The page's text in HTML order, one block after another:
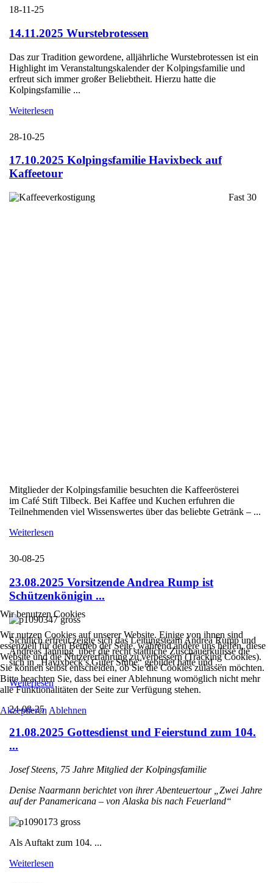
18-11-25
14.11.2025 Wurstebrotessen
Das zur Tradition gewordene, alljährliche Wurstebrotessen ist ein
Highlight im Veranstaltungskalender der Kolpingsfamilie und
erfreut sich immer großer Beliebtheit. Hierzu hatte die
Kolpingsfamilie ...
Weiterlesen
28-10-25
17.10.2025 Kolpingsfamilie Havixbeck auf
Kaffeetour
Fast 30
Mitglieder der Kolpingsfamilie besuchten die Kaffeerösterei
im Café Stift Tilbeck. Bei Kaffee und Kuchen erfuhren die
Teilnehmenden viel Wissenswertes über das beliebte Getränk – ...
Weiterlesen
30-08-25
23.08.2025 Vorsitzende Andrea Rump ist
Schützenkönigin ...
Sichtlich erfreut zeigte sich das Leitungsteam Andrea Rump und
Andreas Janning über die recht stattliche Zuschauerkulisse die
sich in „Havixbeck’s Guter Stube“ gebildet hatte und ...
Weiterlesen
24-08-25
21.08.2025 Gottesdienst und Feierstund zum 104.
...
Josef Steens, 75 Jahre Mitglied der Kolpingsfamilie
Denise Naarmann berichtet von ihrer Abenteuertour „Zwei Jahre
auf der Panamericana – von Alaska bis nach Feuerland“
Als Auftakt zum 104. ...
Weiterlesen
Wir benutzen Cookies
Wir nutzen Cookies auf unserer Website. Einige von ihnen sind
essenziell für den Betrieb der Seite, während andere uns helfen, diese
Website und die Nutzererfahrung zu verbessern (Tracking Cookies).
Sie können selbst entscheiden, ob Sie die Cookies zulassen möchten.
Bitte beachten Sie, dass bei einer Ablehnung womöglich nicht mehr
alle Funktionalitäten der Seite zur Verfügung stehen.
Akzeptieren Ablehnen